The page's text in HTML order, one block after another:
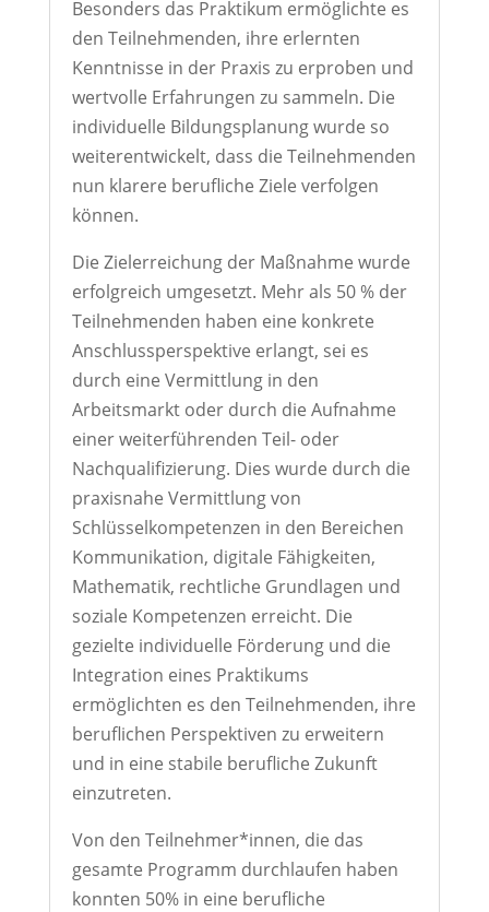
Besonders das Praktikum ermöglichte es
den Teilnehmenden, ihre erlernten
Kenntnisse in der Praxis zu erproben und
wertvolle Erfahrungen zu sammeln. Die
individuelle Bildungsplanung wurde so
weiterentwickelt, dass die Teilnehmenden
nun klarere berufliche Ziele verfolgen
können.
Die Zielerreichung der Maßnahme wurde
erfolgreich umgesetzt. Mehr als 50 % der
Teilnehmenden haben eine konkrete
Anschlussperspektive erlangt, sei es
durch eine Vermittlung in den
Arbeitsmarkt oder durch die Aufnahme
einer weiterführenden Teil- oder
Nachqualifizierung. Dies wurde durch die
praxisnahe Vermittlung von
Schlüsselkompetenzen in den Bereichen
Kommunikation, digitale Fähigkeiten,
Mathematik, rechtliche Grundlagen und
soziale Kompetenzen erreicht. Die
gezielte individuelle Förderung und die
Integration eines Praktikums
ermöglichten es den Teilnehmenden, ihre
beruflichen Perspektiven zu erweitern
und in eine stabile berufliche Zukunft
einzutreten.
Von den Teilnehmer*innen, die das
gesamte Programm durchlaufen haben
konnten 50% in eine berufliche